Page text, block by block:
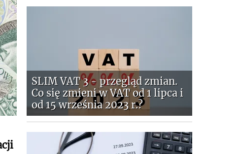
SLIM VAT 3 - przegląd zmian.
Co się zmieni w VAT od 1 lipca i
od 15 września 2023 r.?